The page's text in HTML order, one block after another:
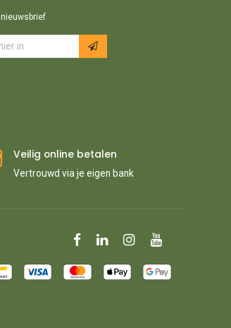
nieuwsbrief
Veilig online betalen
Vertrouwd via je eigen bank